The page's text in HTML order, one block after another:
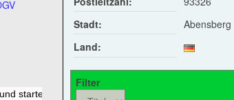
Stadt:
Abensberg
Land:
Filter
starte mit einem Schnupper-Workshop bei uns